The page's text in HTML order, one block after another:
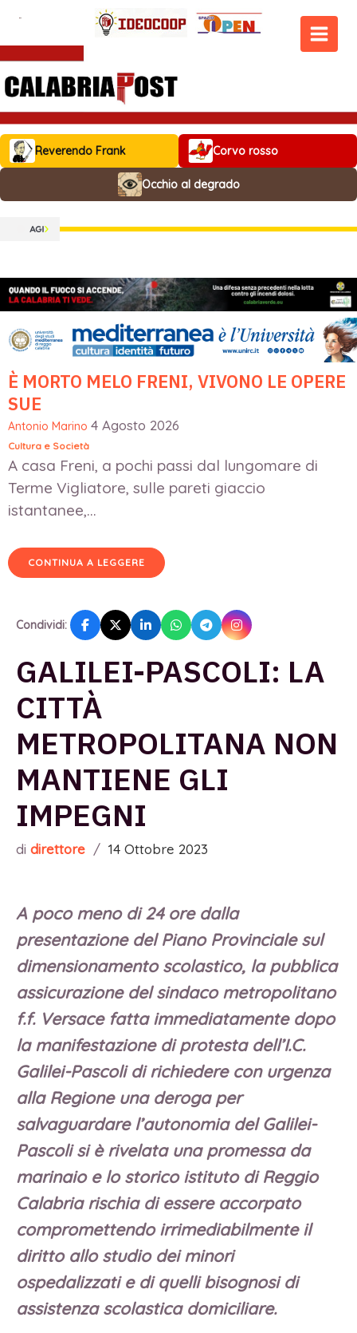
contenuto
MAIN
Reverendo Frank Corvo rosso
Occhio al degrado
È MORTO MELO FRENI, VIVONO LE OPERE
SUE
Antonio Marino 4 Agosto 2026
Cultura e Società
A casa Freni, a pochi passi dal lungomare di
Terme Vigliatore, sulle pareti giaccio
istantanee,...
CONTINUA A LEGGERE
Condividi:
GALILEI-PASCOLI: LA
CITTÀ
METROPOLITANA NON
MANTIENE GLI
IMPEGNI
di direttore / 14 Ottobre 2023
A poco meno di 24 ore dalla
presentazione del Piano Provinciale sul
dimensionamento scolastico, la pubblica
assicurazione del sindaco metropolitano
f.f. Versace fatta immediatamente dopo
la manifestazione di protesta dell’I.C.
Galilei-Pascoli di richiedere con urgenza
alla Regione una deroga per
salvaguardare l’autonomia del Galilei-
Pascoli si è rivelata una promessa da
marinaio e lo storico istituto di Reggio
Calabria rischia di essere accorpato
compromettendo irrimediabilmente il
diritto allo studio dei minori
ospedalizzati e di quelli bisognosi di
assistenza scolastica domiciliare.